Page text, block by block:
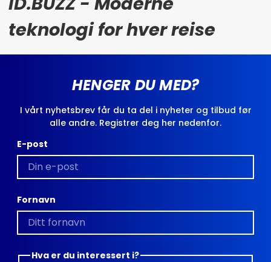
teknologi for hver reise
HENGER DU MED?
I vårt nyhetsbrev får du ta del i nyheter og tilbud før
alle andre. Registrer deg her nedenfor.
E-post
Fornavn
Hva er du interessert i?